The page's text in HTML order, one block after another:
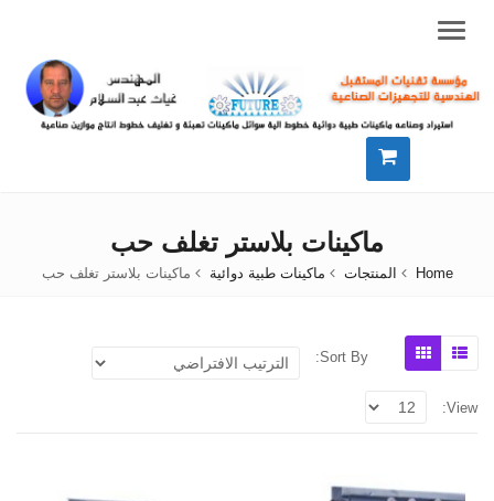
Menu
ماكينات بلاستر تغلف حب
Home المنتجات ماكينات طبية دوائية ماكينات بلاستر تغلف حب
Sort By:
View: